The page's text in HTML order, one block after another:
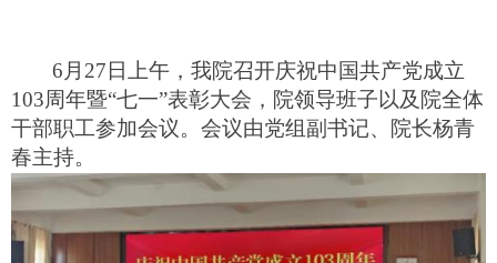
6月27日上午，我院召开庆祝中国共产党成立
103周年暨“七一”表彰大会 ， 院领导班子以及院全体
干部职工参加会议。会议由党组副书记、院长杨青
春主持。